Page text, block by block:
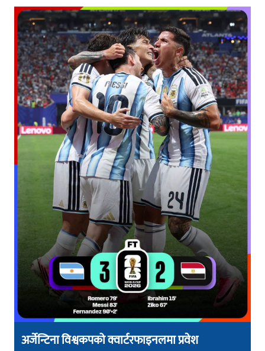
अर्जेन्टिना विश्वकपको क्वार्टरफाइनलमा प्रवेश